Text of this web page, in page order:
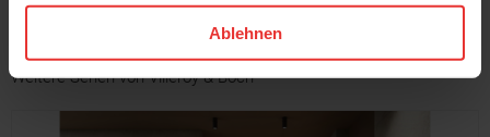
Ablehnen
Weitere Serien von Villeroy & Boch